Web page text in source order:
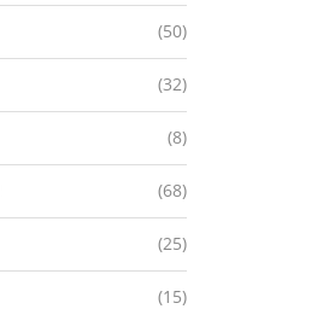
(50)
(32)
(8)
(68)
(25)
(15)